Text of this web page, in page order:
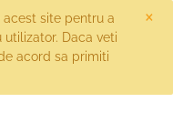
×
site pentru a
Daca veti
acord sa primiti